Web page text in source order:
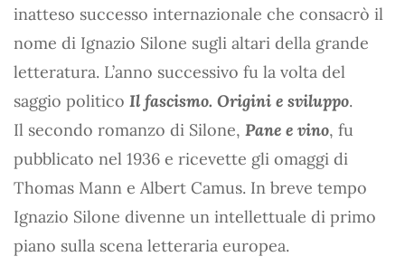
inatteso successo internazionale che consacrò il
nome di Ignazio Silone sugli altari della grande
letteratura. L’anno successivo fu la volta del
saggio politico Il fascismo. Origini e sviluppo.
Il secondo romanzo di Silone, Pane e vino, fu
pubblicato nel 1936 e ricevette gli omaggi di
Thomas Mann e Albert Camus. In breve tempo
Ignazio Silone divenne un intellettuale di primo
piano sulla scena letteraria europea.